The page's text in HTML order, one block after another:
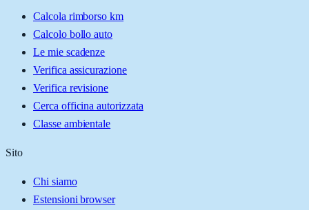
Calcola rimborso km
Calcolo bollo auto
Le mie scadenze
Verifica assicurazione
Verifica revisione
Cerca officina autorizzata
Classe ambientale
Sito
Chi siamo
Estensioni browser